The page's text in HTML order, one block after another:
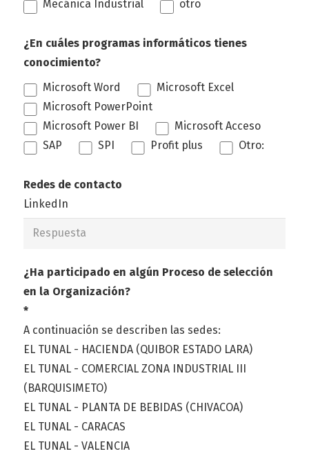
Mecánica Industrial
otro
¿En cuáles programas informáticos tienes
conocimiento?
Microsoft Word
Microsoft Excel
Microsoft PowerPoint
Microsoft Power BI
Microsoft Acceso
SAP
SPI Profit plus Otro:
Redes de contacto
LinkedIn
¿Ha participado en algún Proceso de selección
en la Organización?
*
A continuación se describen las sedes:
EL TUNAL - HACIENDA (QUIBOR ESTADO LARA)
EL TUNAL - COMERCIAL ZONA INDUSTRIAL III
(BARQUISIMETO)
EL TUNAL - PLANTA DE BEBIDAS (CHIVACOA)
EL TUNAL - CARACAS
EL TUNAL - VALENCIA